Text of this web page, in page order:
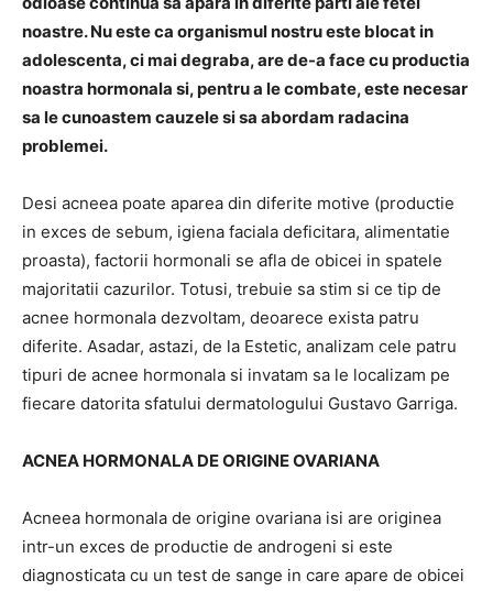
noastre. Nu este ca organismul nostru este blocat in
adolescenta, ci mai degraba, are de-a face cu productia
noastra hormonala si, pentru a le combate, este necesar
sa le cunoastem cauzele si sa abordam radacina
problemei.
Desi acneea poate aparea din diferite motive (productie
in exces de sebum, igiena faciala deficitara, alimentatie
proasta), factorii hormonali se afla de obicei in spatele
majoritatii cazurilor. Totusi, trebuie sa stim si ce tip de
acnee hormonala dezvoltam, deoarece exista patru
diferite. Asadar, astazi, de la Estetic, analizam cele patru
tipuri de acnee hormonala si invatam sa le localizam pe
fiecare datorita sfatului dermatologului Gustavo Garriga.
ACNEA HORMONALA DE ORIGINE OVARIANA
Acneea hormonala de origine ovariana isi are originea
intr-un exces de productie de androgeni si este
diagnosticata cu un test de sange in care apare de obicei